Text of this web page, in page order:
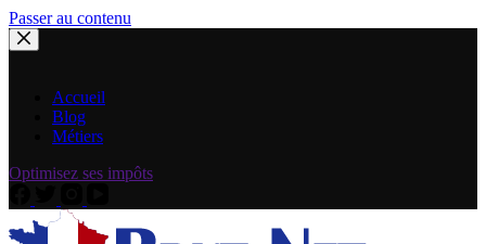
Passer au contenu
Accueil
Blog
Métiers
Optimisez ses impôts